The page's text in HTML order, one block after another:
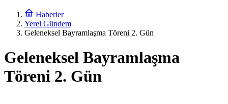
Haberler
Yerel Gündem
Geleneksel Bayramlaşma Töreni 2. Gün
Geleneksel Bayramlaşma
Töreni 2. Gün